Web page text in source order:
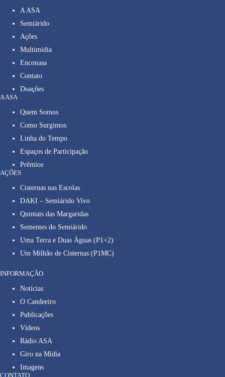
A ASA
Semiárido
Ações
Multimídia
Enconasa
Contato
Doações
A ASA
Quem Somos
Como Surgimos
Linha do Tempo
Espaços de Participação
Prêmios
AÇÕES
Cisternas nas Escolas
DAKI – Semiárido Vivo
Quintais das Margaridas
Sementes do Semiárido
Uma Terra e Duas Águas (P1+2)
Um Milhão de Cisternas (P1MC)
INFORMAÇÃO
Notícias
O Candeeiro
Publicações
Vídeos
Rádio ASA
Giro na Mídia
Imagens
CONTATO